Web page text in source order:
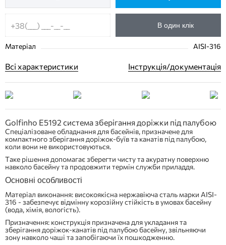
В один клік
Матеріал AISI-316
Всі характеристики Інструкція/документація
Golfinho E5192 система зберігання доріжки під палубою
Спеціалізоване обладнання для басейнів, призначене для
компактного зберігання доріжок-буїв та канатів під палубою,
коли вони не використовуються.
Таке рішення допомагає зберегти чисту та акуратну поверхню
навколо басейну та продовжити термін служби приладдя.
Основні особливості
Матеріал виконання: високоякісна нержавіюча сталь марки AISI-
316 - забезпечує відмінну корозійну стійкість в умовах басейну
(вода, хімія, вологість).
Призначення: конструкція призначена для укладання та
зберігання доріжок-канатів під палубою басейну, звільняючи
зону навколо чаші та запобігаючи їх пошкодженню.